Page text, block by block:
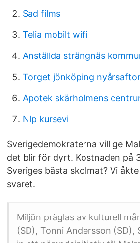
Sad films
Telia mobilt wifi
Anställda strängnäs
Torget jönköping
Apotek skärholmens
Nlp kursevi
Sverigedemokraterna vill ge
det blir för dyrt. Kostnaden på
Sveriges bästa skolmat? Vi
svaret.
Miljön präglas av kulturell
(SD), Tonni Andersson